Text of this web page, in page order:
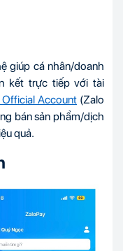
giúp cá nhân/doanh
kết trực tiếp với tài
Account (Zalo
bán sản phẩm/dịch
quả.